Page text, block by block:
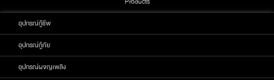
อุปกรณ์กู้ชีพ
อุปกรณ์กู้ภัย
อุปกรณ์ผจญเพลิง